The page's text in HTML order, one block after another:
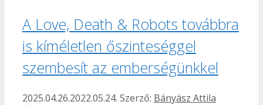
A Love, Death & Robots továbbra
is kíméletlen őszinteséggel
szembesít az emberségünkkel
2025.04.26.2022.05.24. Szerző: Bányász Attila